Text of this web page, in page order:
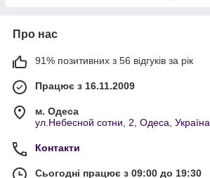
Про нас
91% позитивних з 56 відгуків за рік
Працює з 16.11.2009
м. Одеса
ул.Небесной сотни, 2, Одеса, Україна
Контакти
Сьогодні працює з 09:00 до 19:30